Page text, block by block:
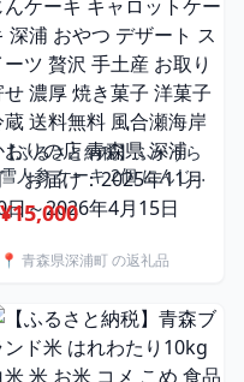
【ふるさと納税】ふかうら
雪人参 ケーキ 2個 にんじん
ケーキ キャロットケーキ
深浦 おやつ デザート スイ
せ 濃厚 焼き菓子 洋菓子 冷
おりの店 青森県 深浦町
お届け：2025年11月20日
～2026年4月15日
¥15,000
📍 青森県深浦町 の返礼品